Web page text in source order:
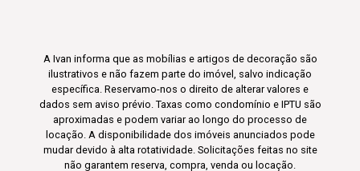
A Ivan informa que as mobílias e artigos de decoração são
ilustrativos e não fazem parte do imóvel, salvo indicação
específica. Reservamo-nos o direito de alterar valores e
dados sem aviso prévio. Taxas como condomínio e IPTU são
aproximadas e podem variar ao longo do processo de
locação. A disponibilidade dos imóveis anunciados pode
mudar devido à alta rotatividade. Solicitações feitas no site
não garantem reserva, compra, venda ou locação.